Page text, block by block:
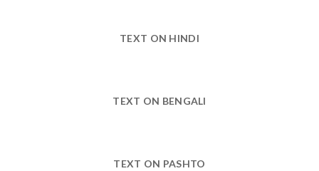
TEXT ON HINDI
TEXT ON BENGALI
TEXT ON PASHTO